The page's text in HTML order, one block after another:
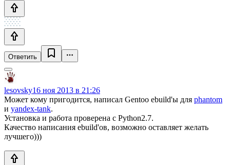
Ответить
lesovsky16 ноя 2013 в 21:26
Может кому пригодится, написал Gentoo ebuild'ы для phantom
и yandex-tank.
Установка и работа проверена с Python2.7.
Качество написания ebuild'ов, возможно оставляет желать
лучшего)))